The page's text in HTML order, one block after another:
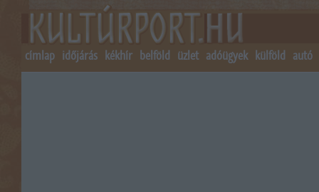
címlap időjárás kékhír belföld üzlet adóügyek külföld autó